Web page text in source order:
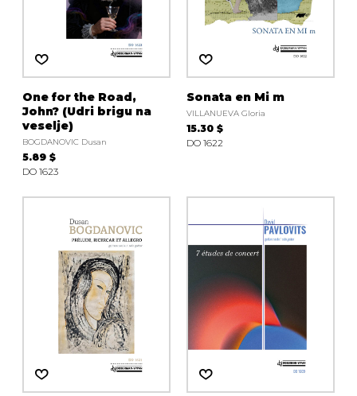
One for the Road,
John? (Udri brigu na
veselje)
BOGDANOVIC Dusan
5.89 $
DO 1623
Sonata en Mi m
VILLANUEVA Gloria
15.30 $
DO 1622